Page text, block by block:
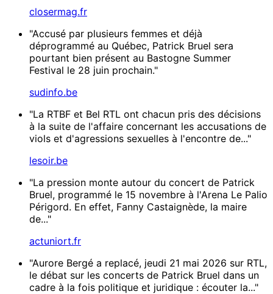
closermag.fr
"Accusé par plusieurs femmes et déjà
déprogrammé au Québec, Patrick Bruel sera
pourtant bien présent au Bastogne Summer
Festival le 28 juin prochain."
sudinfo.be
"La RTBF et Bel RTL ont chacun pris des décisions
à la suite de l'affaire concernant les accusations de
viols et d'agressions sexuelles à l'encontre de..."
lesoir.be
"La pression monte autour du concert de Patrick
Bruel, programmé le 15 novembre à l'Arena Le Palio
Périgord. En effet, Fanny Castaignède, la maire
de..."
actuniort.fr
"Aurore Bergé a replacé, jeudi 21 mai 2026 sur RTL,
le débat sur les concerts de Patrick Bruel dans un
cadre à la fois politique et juridique : écouter la..."